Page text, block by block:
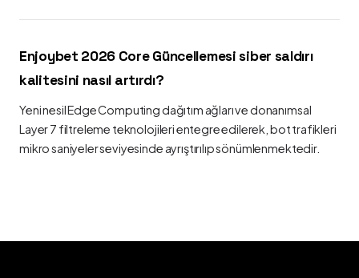
Enjoybet 2026 Core Güncellemesi siber saldırı
kalitesini nasıl artırdı?
Yeni nesil Edge Computing dağıtım ağları ve donanımsal
Layer 7 filtreleme teknolojileri entegre edilerek, bot trafikleri
mikro saniyeler seviyesinde ayrıştırılıp sönümlenmektedir.